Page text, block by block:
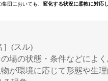
団においても、 変化する状況に柔軟に対応
］(スル)
の場の状態・条件などによ
物が環境に応じて形態や生